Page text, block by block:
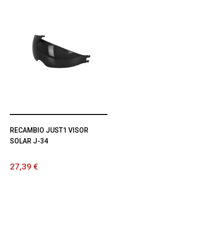
RECAMBIO JUST1 VISOR
SOLAR J-34
27,39 €